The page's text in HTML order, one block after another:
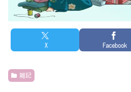
X Facebook
雑記